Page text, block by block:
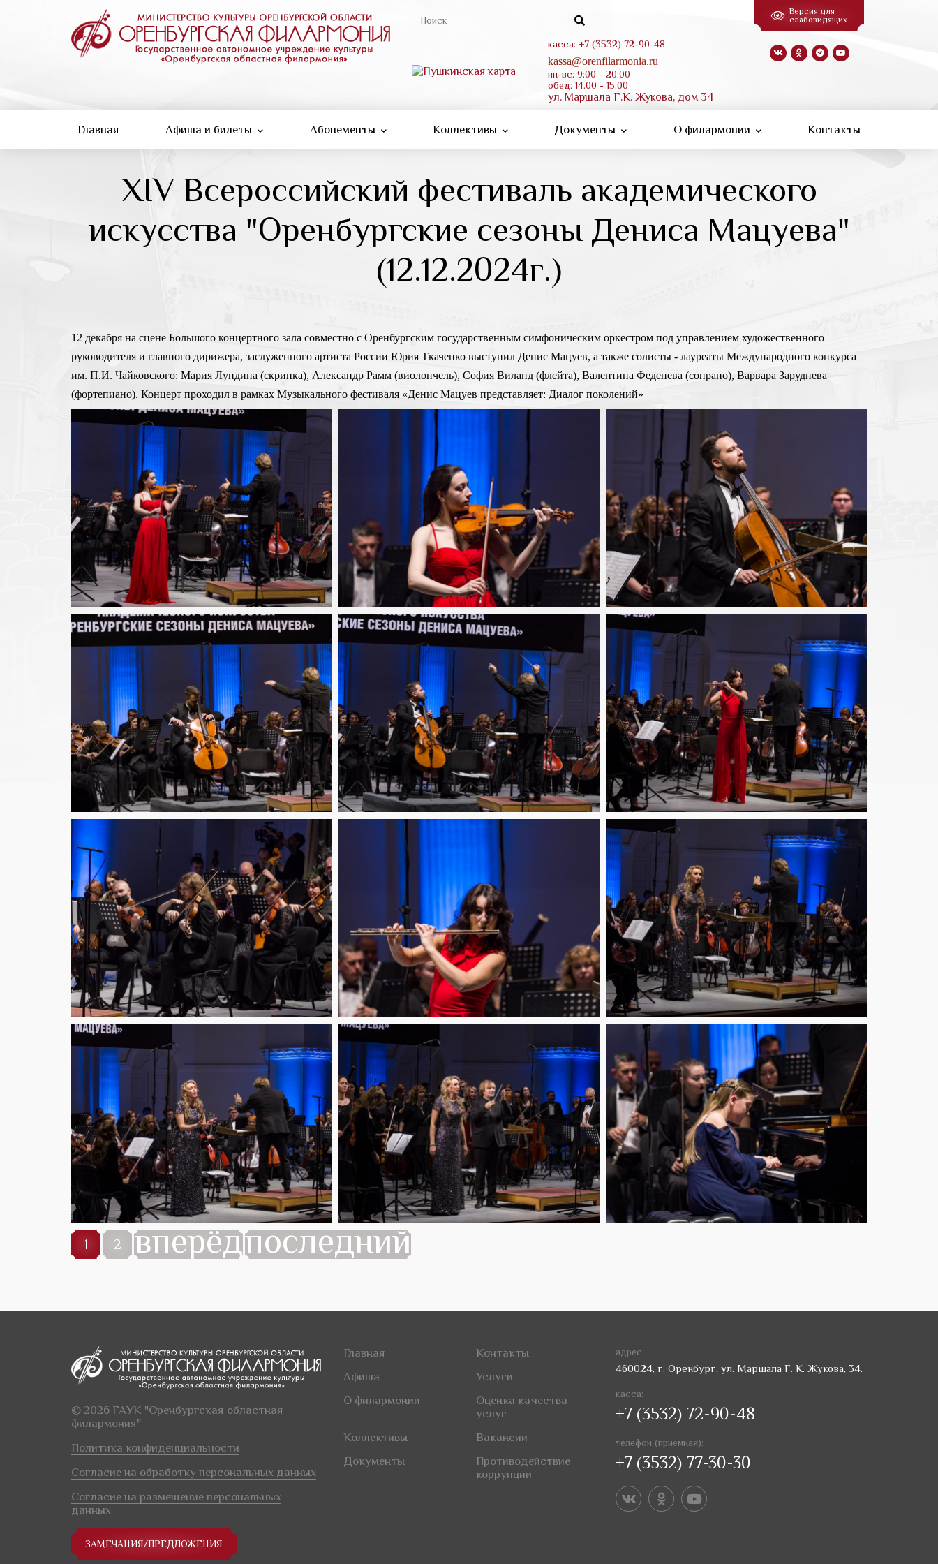
Форма
касса: +7 (3532) 72-90-48
kassa@orenfilarmonia.ru
пн-вс: 9:00 - 20:00
обед: 14.00 - 15.00
ул. Маршала Г.К. Жукова, дом 34
Версия для
слабовидящих
Главная Афиша и билеты Абонементы Коллективы Документы О филармонии Контакты
XIV Всероссийский фестиваль академического
искусства "Оренбургские сезоны Дениса Мацуева"
(12.12.2024г.)
12 декабря на сцене Большого концертного зала совместно с Оренбургским государственным симфоническим оркестром под управлением художественного
руководителя и главного дирижера, заслуженного артиста России Юрия Ткаченко выступил Денис Мацуев, а также солисты - лауреаты Международного конкурса
им. П.И. Чайковского: Мария Лундина (скрипка), Александр Рамм (виолончель), София Виланд (флейта), Валентина Феденева (сопрано), Варвара Заруднева
(фортепиано). Концерт проходил в рамках Музыкального фестиваля «Денис Мацуев представляет: Диалог поколений»
1 2 вперёдпоследний
© 2026 ГАУК "Оренбургская областная
филармония"
Политика конфиденциальности
Согласие на обработку персональных данных
Согласие на размещение персональных
данных
ЗАМЕЧАНИЯ/ПРЕДЛОЖЕНИЯ
Главная
Контакты
Афиша
Услуги
О филармонии
Оценка качества
услуг
Коллективы
Вакансии
Документы
Противодействие
коррупции
адрес:
460024, г. Оренбург, ул. Маршала Г. К. Жукова, 34.
касса:
+7 (3532) 72-90-48
телефон (приемная):
+7 (3532) 77-30-30